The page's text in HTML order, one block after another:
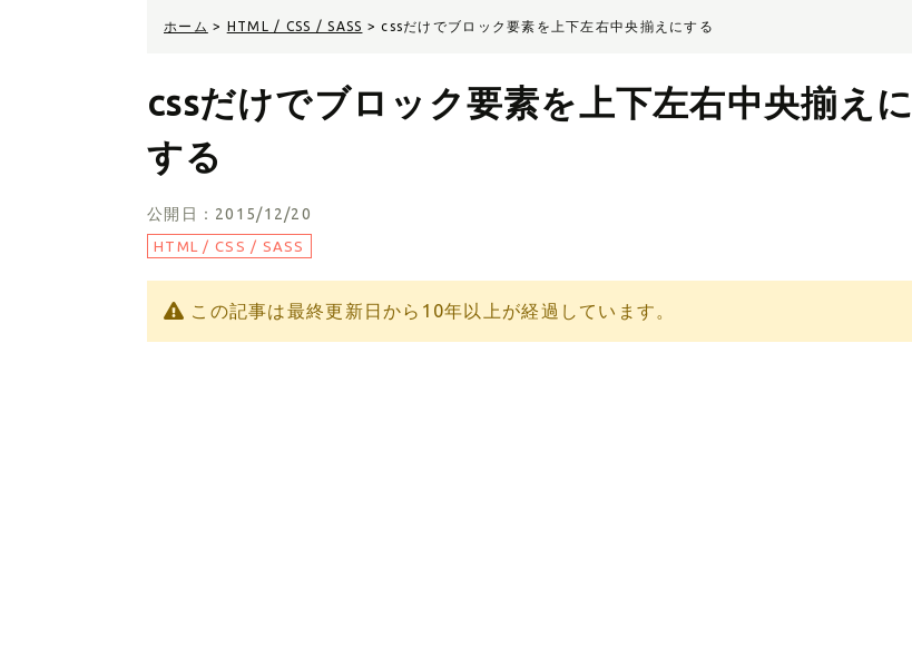
ホーム > HTML / CSS / SASS >cssだけでブロック要素を上下左右中央揃えにする
cssだけでブロック要素を上下左右中央揃えに
する
公開日：2015/12/20
HTML / CSS / SASS
この記事は最終更新日から10年以上が経過しています。